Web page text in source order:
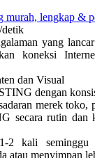
murah, lengkap &
yang
koneksi
dan Visual
dengan
merek toko,
secara rutin dan
2 kali seminggu
atau menyimpan